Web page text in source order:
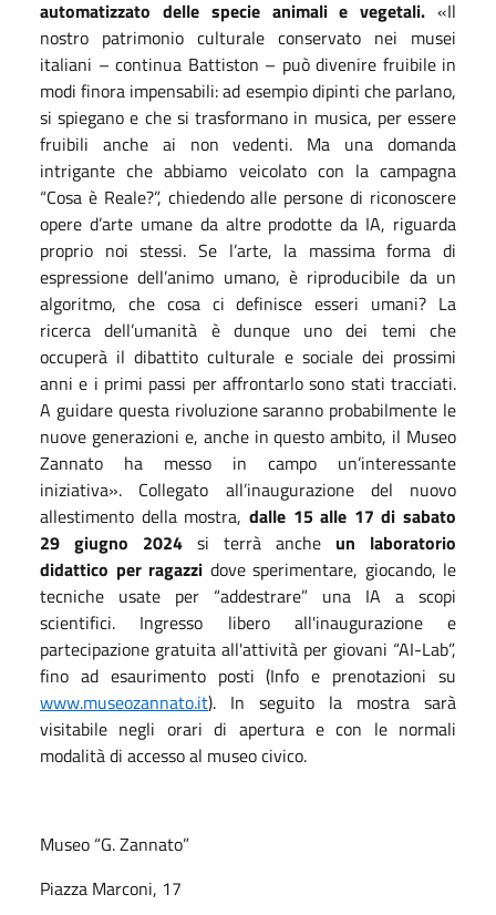
automatizzato delle specie animali e vegetali. «Il
nostro patrimonio culturale conservato nei musei
italiani – continua Battiston – può divenire fruibile in
modi finora impensabili: ad esempio dipinti che parlano,
si spiegano e che si trasformano in musica, per essere
fruibili anche ai non vedenti. Ma una domanda
intrigante che abbiamo veicolato con la campagna
“Cosa è Reale?”, chiedendo alle persone di riconoscere
opere d’arte umane da altre prodotte da IA, riguarda
proprio noi stessi. Se l’arte, la massima forma di
espressione dell’animo umano, è riproducibile da un
algoritmo, che cosa ci definisce esseri umani? La
ricerca dell’umanità è dunque uno dei temi che
occuperà il dibattito culturale e sociale dei prossimi
anni e i primi passi per affrontarlo sono stati tracciati.
A guidare questa rivoluzione saranno probabilmente le
nuove generazioni e, anche in questo ambito, il Museo
Zannato ha messo in campo un’interessante
iniziativa». Collegato all’inaugurazione del nuovo
allestimento della mostra, dalle 15 alle 17 di sabato
29 giugno 2024 si terrà anche un laboratorio
didattico per ragazzi dove sperimentare, giocando, le
tecniche usate per “addestrare” una IA a scopi
scientifici. Ingresso libero all'inaugurazione e
partecipazione gratuita all'attività per giovani “AI-Lab”,
fino ad esaurimento posti (Info e prenotazioni su
www.museozannato.it). In seguito la mostra sarà
visitabile negli orari di apertura e con le normali
modalità di accesso al museo civico.
Museo “G. Zannato”
Piazza Marconi, 17